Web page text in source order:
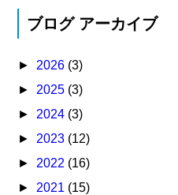
ブログ アーカイブ
► 2026 (3)
► 2025 (3)
► 2024 (3)
► 2023 (12)
► 2022 (16)
► 2021 (15)